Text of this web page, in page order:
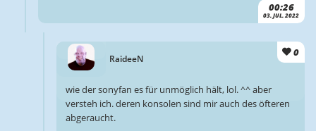
00:26
03. JUL. 2022
RaideeN
0
wie der sonyfan es für unmöglich hält, lol. ^^ aber
versteh ich. deren konsolen sind mir auch des öfteren
abgeraucht.